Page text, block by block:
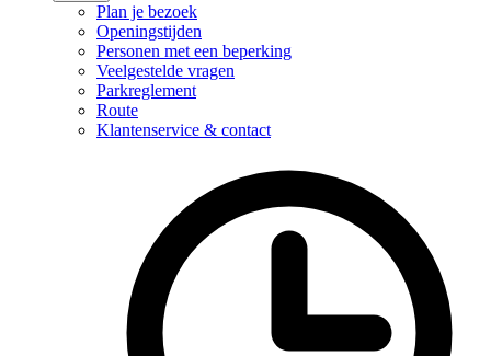
Plan je bezoek
Openingstijden
Personen met een beperking
Veelgestelde vragen
Parkreglement
Route
Klantenservice & contact